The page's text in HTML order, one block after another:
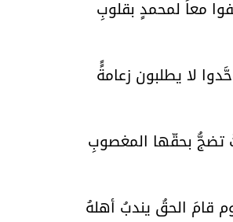
معاً لمحمدٍ بقلوبِ
لا يطلبون زعامةًً
تضجُّ بحقّها المغصوبِ
قامَ الحقُ يندبُ أهلهُ